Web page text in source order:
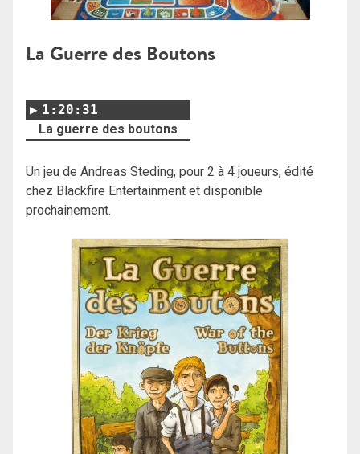
La Guerre des Boutons
1:20:31
La guerre des boutons
Un jeu de Andreas Steding, pour 2 à 4 joueurs, édité
chez Blackfire Entertainment et disponible
prochainement.